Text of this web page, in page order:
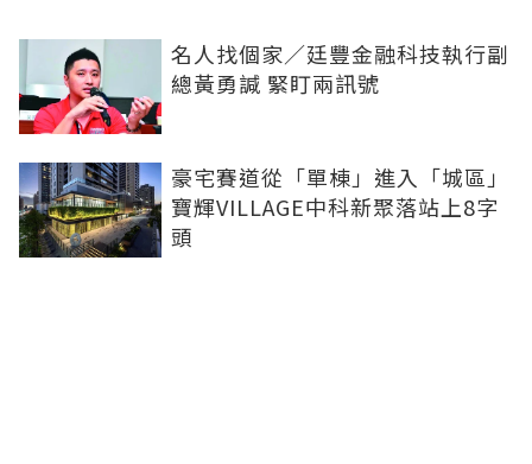
名人找個家／廷豐金融科技執行副
總黃勇諴 緊盯兩訊號
豪宅賽道從「單棟」進入「城區」
寶輝VILLAGE中科新聚落站上8字
頭